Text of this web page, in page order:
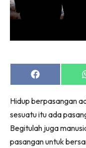
Share
on
Hidup berpasangan
sesuatu itu ada
Begitulah juga
pasangan untuk